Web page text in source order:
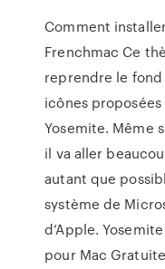
Comment
Frenchmac Ce
reprendre le fond
icônes
Yosemite. Même
il va aller
autant que
système de
d’Apple.
pour Mac